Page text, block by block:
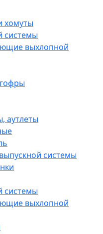
хомуты
системы
выхлопной
аутлеты
системы
системы
выхлопной